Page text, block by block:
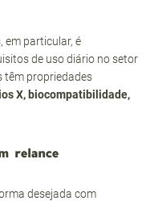
em particular, é
de uso diário no setor
têm propriedades
X, biocompatibilidade,
relance
desejada com